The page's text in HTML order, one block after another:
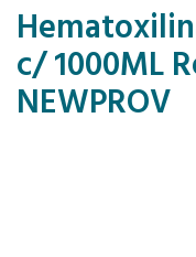
c/ 1000ML
NEWPROV